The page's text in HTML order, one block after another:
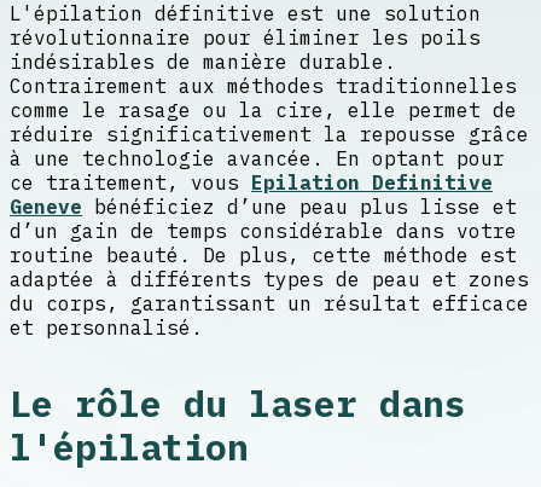
L'épilation définitive est une solution
révolutionnaire pour éliminer les poils
indésirables de manière durable.
Contrairement aux méthodes traditionnelles
comme le rasage ou la cire, elle permet de
réduire significativement la repousse grâce
à une technologie avancée. En optant pour
ce traitement, vous Epilation Definitive
Geneve bénéficiez d’une peau plus lisse et
d’un gain de temps considérable dans votre
routine beauté. De plus, cette méthode est
adaptée à différents types de peau et zones
du corps, garantissant un résultat efficace
et personnalisé.
Le rôle du laser dans
l'épilation